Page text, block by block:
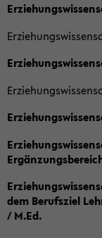
dem Berufsziel
/ M.Ed.